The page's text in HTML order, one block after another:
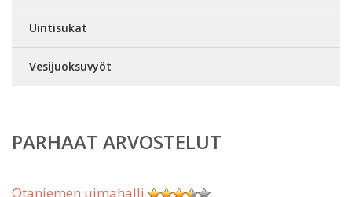
Uintisukat
Vesijuoksuvyöt
PARHAAT ARVOSTELUT
Otaniemen uimahalli